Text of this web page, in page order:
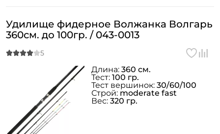
Удилище фидерное Волжанка Волгарь
360см. до 100гр. / 043-0013
Длина: 360 см.
Тест: 100 гр.
Тест вершинок: 30/60/100
Строй: moderate fast
Вес: 320 гр.